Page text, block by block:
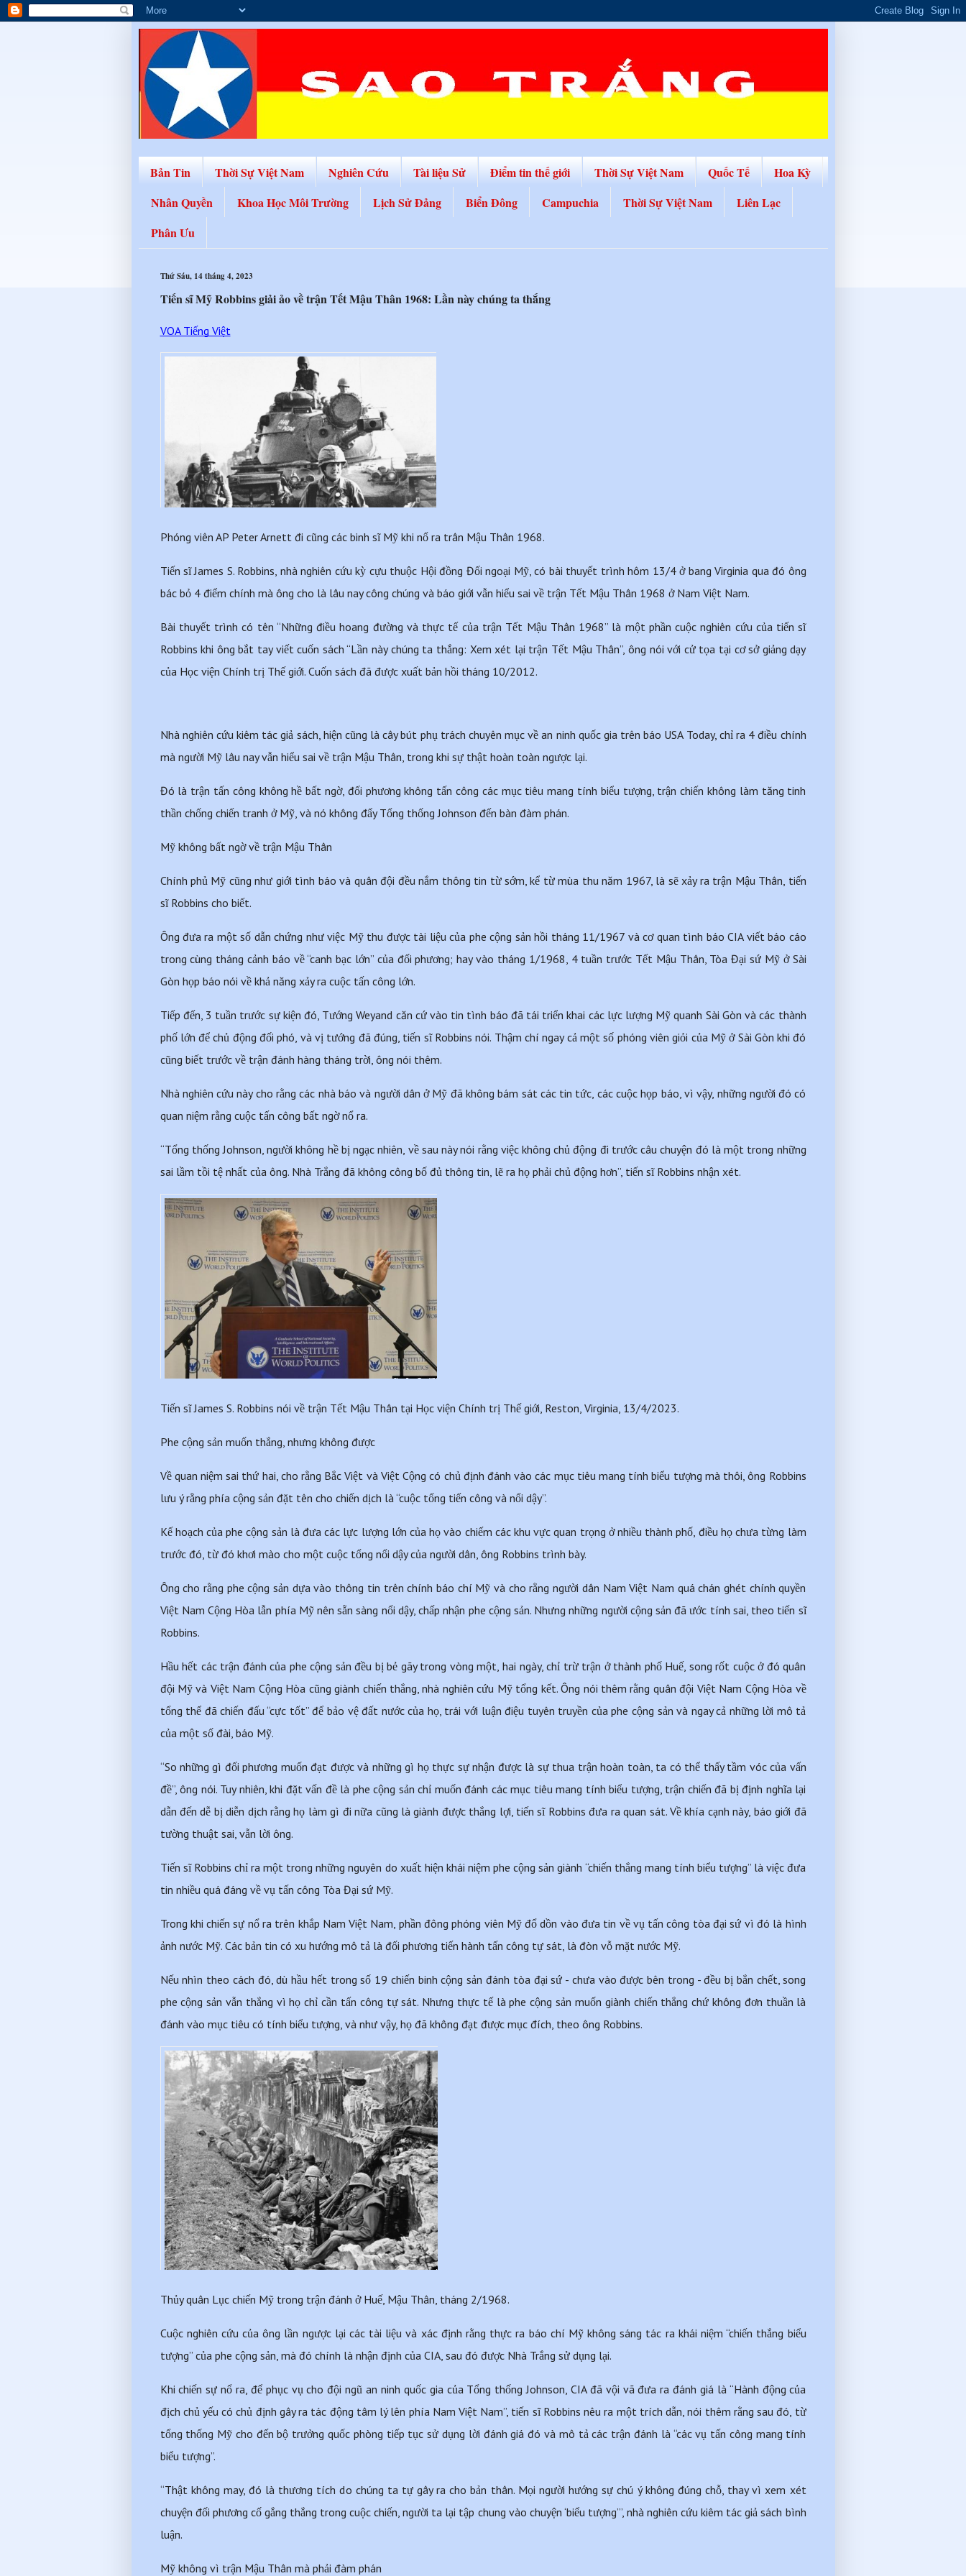
Bản Tin Thời Sự Việt Nam Nghiên Cứu Tài liệu Sử Điểm tin thế giới Thời Sự Việt Nam Quốc Tế
Hoa Kỳ
Nhân Quyền
Khoa Học Môi Trường Lịch Sử Đảng Biển Đông Campuchia Thời Sự Việt Nam
Liên Lạc
Phân Ưu
Thứ Sáu, 14 tháng 4, 2023
Tiến sĩ Mỹ Robbins giải ảo về trận Tết Mậu Thân 1968: Lần này chúng ta thắng
VOA Tiếng Việt
Phóng viên AP Peter Arnett đi cũng các binh sĩ Mỹ khi nổ ra trân Mậu Thân 1968.
Tiến sĩ James S. Robbins, nhà nghiên cứu kỳ cựu thuộc Hội đồng Đối ngoại Mỹ, có bài thuyết trình hôm 13/4 ở bang Virginia qua đó ông
bác bỏ 4 điểm chính mà ông cho là lâu nay công chúng và báo giới vẫn hiểu sai về trận Tết Mậu Thân 1968 ở Nam Việt Nam.
Bài thuyết trình có tên “Những điều hoang đường và thực tế của trận Tết Mậu Thân 1968” là một phần cuộc nghiên cứu của tiến sĩ
Robbins khi ông bắt tay viết cuốn sách “Lần này chúng ta thắng: Xem xét lại trận Tết Mậu Thân”, ông nói với cử tọa tại cơ sở giảng dạy
của Học viện Chính trị Thế giới. Cuốn sách đã được xuất bản hồi tháng 10/2012.
Nhà nghiên cứu kiêm tác giả sách, hiện cũng là cây bút phụ trách chuyên mục về an ninh quốc gia trên báo USA Today, chỉ ra 4 điều chính
mà người Mỹ lâu nay vẫn hiểu sai về trận Mậu Thân, trong khi sự thật hoàn toàn ngược lại.
Đó là trận tấn công không hề bất ngờ, đối phương không tấn công các mục tiêu mang tính biểu tượng, trận chiến không làm tăng tinh
thần chống chiến tranh ở Mỹ, và nó không đẩy Tổng thống Johnson đến bàn đàm phán.
Mỹ không bất ngờ về trận Mậu Thân
Chính phủ Mỹ cũng như giới tình báo và quân đội đều nắm thông tin từ sớm, kể từ mùa thu năm 1967, là sẽ xảy ra trận Mậu Thân, tiến
sĩ Robbins cho biết.
Ông đưa ra một số dẫn chứng như việc Mỹ thu được tài liệu của phe cộng sản hồi tháng 11/1967 và cơ quan tình báo CIA viết báo cáo
trong cùng tháng cảnh báo về “canh bạc lớn” của đối phương; hay vào tháng 1/1968, 4 tuần trước Tết Mậu Thân, Tòa Đại sứ Mỹ ở Sài
Gòn họp báo nói về khả năng xảy ra cuộc tấn công lớn.
Tiếp đến, 3 tuần trước sự kiện đó, Tướng Weyand căn cứ vào tin tình báo đã tái triển khai các lực lượng Mỹ quanh Sài Gòn và các thành
phố lớn để chủ động đối phó, và vị tướng đã đúng, tiến sĩ Robbins nói. Thậm chí ngay cả một số phóng viên giỏi của Mỹ ở Sài Gòn khi đó
cũng biết trước về trận đánh hàng tháng trời, ông nói thêm.
Nhà nghiên cứu này cho rằng các nhà báo và người dân ở Mỹ đã không bám sát các tin tức, các cuộc họp báo, vì vậy, những người đó có
quan niệm rằng cuộc tấn công bất ngờ nổ ra.
“Tổng thống Johnson, người không hề bị ngạc nhiên, về sau này nói rằng việc không chủ động đi trước câu chuyện đó là một trong những
sai lầm tồi tệ nhất của ông. Nhà Trắng đã không công bố đủ thông tin, lẽ ra họ phải chủ động hơn”, tiến sĩ Robbins nhận xét.
Tiến sĩ James S. Robbins nói về trận Tết Mậu Thân tại Học viện Chính trị Thế giới, Reston, Virginia, 13/4/2023.
Phe cộng sản muốn thắng, nhưng không được
Về quan niệm sai thứ hai, cho rằng Bắc Việt và Việt Cộng có chủ định đánh vào các mục tiêu mang tính biểu tượng mà thôi, ông Robbins
lưu ý rằng phía cộng sản đặt tên cho chiến dịch là “cuộc tổng tiến công và nổi dậy”.
Kế hoạch của phe cộng sản là đưa các lực lượng lớn của họ vào chiếm các khu vực quan trọng ở nhiều thành phố, điều họ chưa từng làm
trước đó, từ đó khơi mào cho một cuộc tổng nổi dậy của người dân, ông Robbins trình bày.
Ông cho rằng phe cộng sản dựa vào thông tin trên chính báo chí Mỹ và cho rằng người dân Nam Việt Nam quá chán ghét chính quyền
Việt Nam Cộng Hòa lẫn phía Mỹ nên sẵn sàng nổi dậy, chấp nhận phe cộng sản. Nhưng những người cộng sản đã ước tính sai, theo tiến sĩ
Robbins.
Hầu hết các trận đánh của phe cộng sản đều bị bẻ gãy trong vòng một, hai ngày, chỉ trừ trận ở thành phố Huế, song rốt cuộc ở đó quân
đội Mỹ và Việt Nam Cộng Hòa cũng giành chiến thắng, nhà nghiên cứu Mỹ tổng kết. Ông nói thêm rằng quân đội Việt Nam Cộng Hòa về
tổng thể đã chiến đấu “cực tốt” để bảo vệ đất nước của họ, trái với luận điệu tuyên truyền của phe cộng sản và ngay cả những lời mô tả
của một số đài, báo Mỹ.
“So những gì đối phương muốn đạt được và những gì họ thực sự nhận được là sự thua trận hoàn toàn, ta có thể thấy tầm vóc của vấn
đề”, ông nói. Tuy nhiên, khi đặt vấn đề là phe cộng sản chỉ muốn đánh các mục tiêu mang tính biểu tượng, trận chiến đã bị định nghĩa lại
dẫn đến dễ bị diễn dịch rằng họ làm gì đi nữa cũng là giành được thắng lợi, tiến sĩ Robbins đưa ra quan sát. Về khía cạnh này, báo giới đã
tường thuật sai, vẫn lời ông.
Tiến sĩ Robbins chỉ ra một trong những nguyên do xuất hiện khái niệm phe cộng sản giành “chiến thắng mang tính biểu tượng” là việc đưa
tin nhiều quá đáng về vụ tấn công Tòa Đại sứ Mỹ.
Trong khi chiến sự nổ ra trên khắp Nam Việt Nam, phần đông phóng viên Mỹ đổ dồn vào đưa tin về vụ tấn công tòa đại sứ vì đó là hình
ảnh nước Mỹ. Các bản tin có xu hướng mô tả là đối phương tiến hành tấn công tự sát, là đòn vỗ mặt nước Mỹ.
Nếu nhìn theo cách đó, dù hầu hết trong số 19 chiến binh cộng sản đánh tòa đại sứ - chưa vào được bên trong - đều bị bắn chết, song
phe cộng sản vẫn thắng vì họ chỉ cần tấn công tự sát. Nhưng thực tế là phe cộng sản muốn giành chiến thắng chứ không đơn thuần là
đánh vào mục tiêu có tính biểu tượng, và như vậy, họ đã không đạt được mục đích, theo ông Robbins.
Thủy quân Lục chiến Mỹ trong trận đánh ở Huế, Mậu Thân, tháng 2/1968.
Cuộc nghiên cứu của ông lần ngược lại các tài liệu và xác định rằng thực ra báo chí Mỹ không sáng tác ra khái niệm “chiến thắng biểu
tượng” của phe cộng sản, mà đó chính là nhận định của CIA, sau đó được Nhà Trắng sử dụng lại.
Khi chiến sự nổ ra, để phục vụ cho đội ngũ an ninh quốc gia của Tổng thống Johnson, CIA đã vội vã đưa ra đánh giá là “Hành động của
địch chủ yếu có chủ định gây ra tác động tâm lý lên phía Nam Việt Nam”, tiến sĩ Robbins nêu ra một trích dẫn, nói thêm rằng sau đó, từ
tổng thống Mỹ cho đến bộ trưởng quốc phòng tiếp tục sử dụng lời đánh giá đó và mô tả các trận đánh là “các vụ tấn công mang tính
biểu tượng”.
“Thật không may, đó là thương tích do chúng ta tự gây ra cho bản thân. Mọi người hướng sự chú ý không đúng chỗ, thay vì xem xét
chuyện đối phương cố gắng thắng trong cuộc chiến, người ta lại tập chung vào chuyện ‘biểu tượng’”, nhà nghiên cứu kiêm tác giả sách bình
luận.
Mỹ không vì trận Mậu Thân mà phải đàm phán